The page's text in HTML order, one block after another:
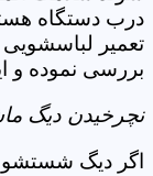
درب دستگاه
تعمیر لباسشویی
بررسی نموده و
نچرخیدن دیگ
اگر دیگ شستشو